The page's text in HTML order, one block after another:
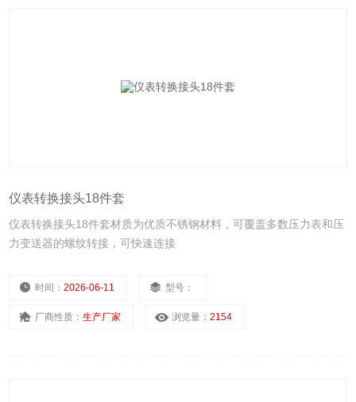
仪表转换接头18件套
仪表转换接头18件套材质为优质不锈钢材料，可覆盖多数压力表和压
力变送器的螺纹转接，可快速连接
时间：2026-06-11 型号：
厂商性质：生产厂家 浏览量：2154